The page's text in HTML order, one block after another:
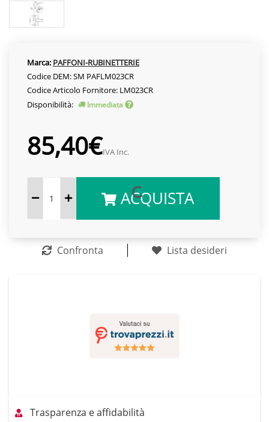
Marca: PAFFONI-RUBINETTERIE
Codice DEM: SM PAFLM023CR
Codice Articolo Fornitore: LM023CR
Disponibilità:
Immediata
85,40€IVA Inc.
ACQUISTA
Confronta Lista desideri
Trasparenza e affidabilità